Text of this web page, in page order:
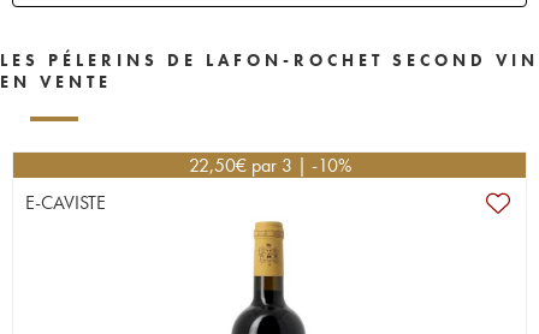
LES PÉLERINS DE LAFON-ROCHET SECOND VIN
EN VENTE
22,50€ par 3 | -10%
E-CAVISTE